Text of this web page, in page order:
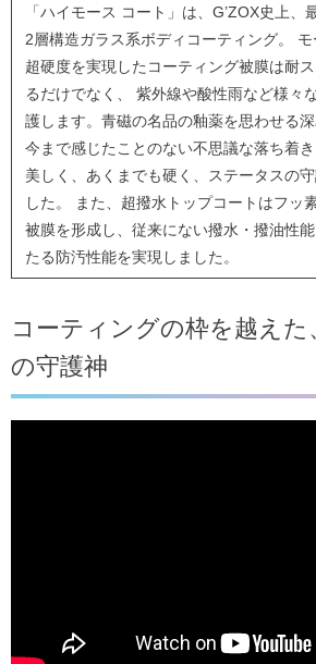
「ハイモース コート」は、G’ZOX史上、
2層構造ガラス系ボディコーティング。
超硬度を実現したコーティング被膜は耐
るだけでなく、 紫外線や酸性雨など様々
護します。青磁の名品の釉薬を思わせる深
今まで感じたことのない不思議な落ち着き
美しく、あくまでも硬く、ステータスの
した。 また、超撥水トップコートはフッ
被膜を形成し、従来にない撥水・撥油性
たる防汚性能を実現しました。
コーティングの枠を越えた
の守護神